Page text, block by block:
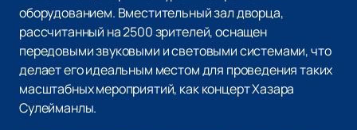
оборудованием. Вместительный зал дворца,
рассчитанный на 2500 зрителей, оснащен
передовыми звуковыми и световыми системами, что
делает его идеальным местом для проведения таких
масштабных мероприятий, как концерт Хазара
Сулейманлы.